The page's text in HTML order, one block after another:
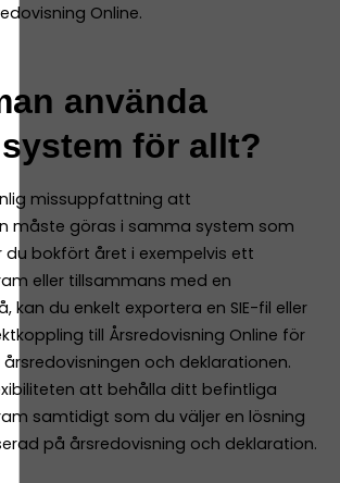
Online.
använda
för allt?
missuppfattning att
måste göras i samma system som
du bokfört året i exempelvis ett
eller tillsammans med en
kan du enkelt exportera en SIE-fil eller
till Årsredovisning Online för
och deklarationen.
att behålla ditt befintliga
samtidigt som du väljer en lösning
på årsredovisning och deklaration.